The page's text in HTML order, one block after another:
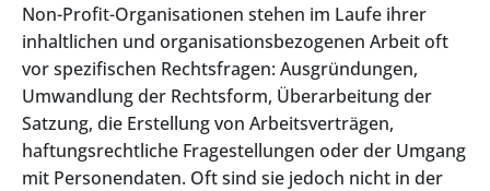
Non-Profit-Organisationen stehen im Laufe ihrer
inhaltlichen und organisationsbezogenen Arbeit oft
vor spezifischen Rechtsfragen: Ausgründungen,
Umwandlung der Rechtsform, Überarbeitung der
Satzung, die Erstellung von Arbeitsverträgen,
haftungsrechtliche Fragestellungen oder der Umgang
mit Personendaten. Oft sind sie jedoch nicht in der